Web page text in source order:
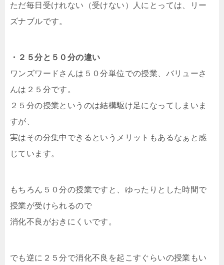
ただ毎日受けれない（受けない）人にとっては、リー
ズナブルです。
・２５分と５０分の違い
ワンズワードさんは５０分単位での授業、バリューさ
んは２５分です。
２５分の授業というのは結構駆け足になってしまいま
すが、
実はその分集中できるというメリットもあるなぁと感
じています。
もちろん５０分の授業ですと、ゆったりとした時間で
授業が受けられるので
消化不良がおきにくいです。
でも逆に２５分で消化不良を起こすぐらいの授業もい